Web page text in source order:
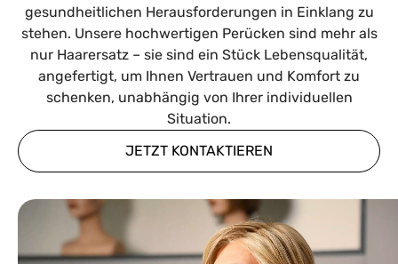
gesundheitlichen Herausforderungen in Einklang zu
stehen. Unsere hochwertigen Perücken sind mehr als
nur Haarersatz – sie sind ein Stück Lebensqualität,
angefertigt, um Ihnen Vertrauen und Komfort zu
schenken, unabhängig von Ihrer individuellen
Situation.
JETZT KONTAKTIEREN